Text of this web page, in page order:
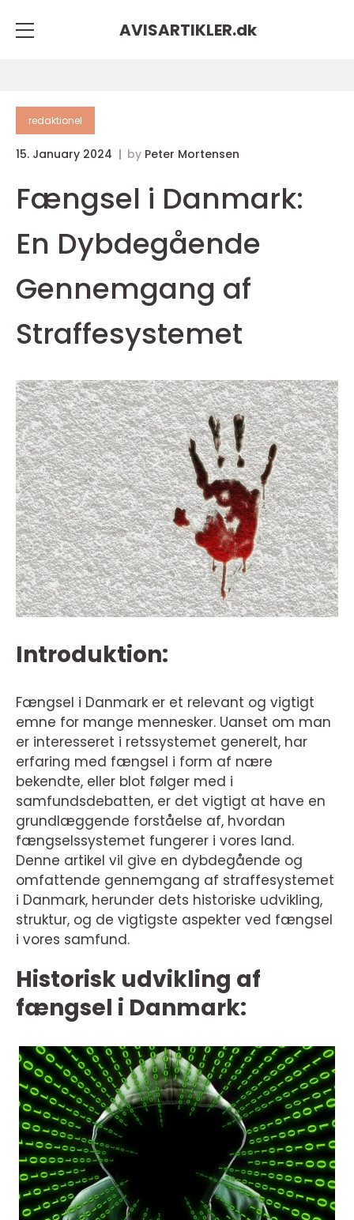
AVISARTIKLER.dk
redaktionel
15. January 2024 by Peter Mortensen
Fængsel i Danmark:
En Dybdegående
Gennemgang af
Straffesystemet
Introduktion:
Fængsel i Danmark er et relevant og vigtigt
emne for mange mennesker. Uanset om man
er interesseret i retssystemet generelt, har
erfaring med fængsel i form af nære
bekendte, eller blot følger med i
samfundsdebatten, er det vigtigt at have en
grundlæggende forståelse af, hvordan
fængselssystemet fungerer i vores land.
Denne artikel vil give en dybdegående og
omfattende gennemgang af straffesystemet
i Danmark, herunder dets historiske udvikling,
struktur, og de vigtigste aspekter ved fængsel
i vores samfund.
Historisk udvikling af
fængsel i Danmark: